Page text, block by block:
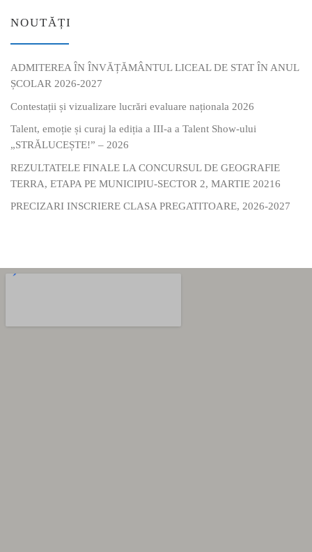
NOUTĂȚI
ADMITEREA ÎN ÎNVĂȚĂMÂNTUL LICEAL DE STAT ÎN ANUL
ȘCOLAR 2026-2027
Contestații și vizualizare lucrări evaluare naționala 2026
Talent, emoție și curaj la ediția a III-a a Talent Show-ului
„STRĂLUCEȘTE!” – 2026
REZULTATELE FINALE LA CONCURSUL DE GEOGRAFIE
TERRA, ETAPA PE MUNICIPIU-SECTOR 2, MARTIE 20216
PRECIZARI INSCRIERE CLASA PREGATITOARE, 2026-2027